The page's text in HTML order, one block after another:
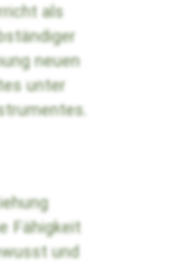
als
neuen
unter
Fähigkeit
und